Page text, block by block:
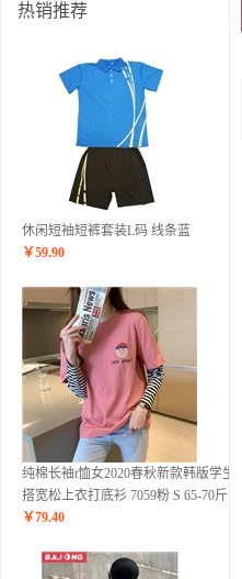
热销推荐
休闲短袖短裤套装L码 线条蓝
￥59.90
纯棉长袖t恤女2020春秋新款韩版学生百
搭宽松上衣打底衫 7059粉 S 65-70斤
￥79.40